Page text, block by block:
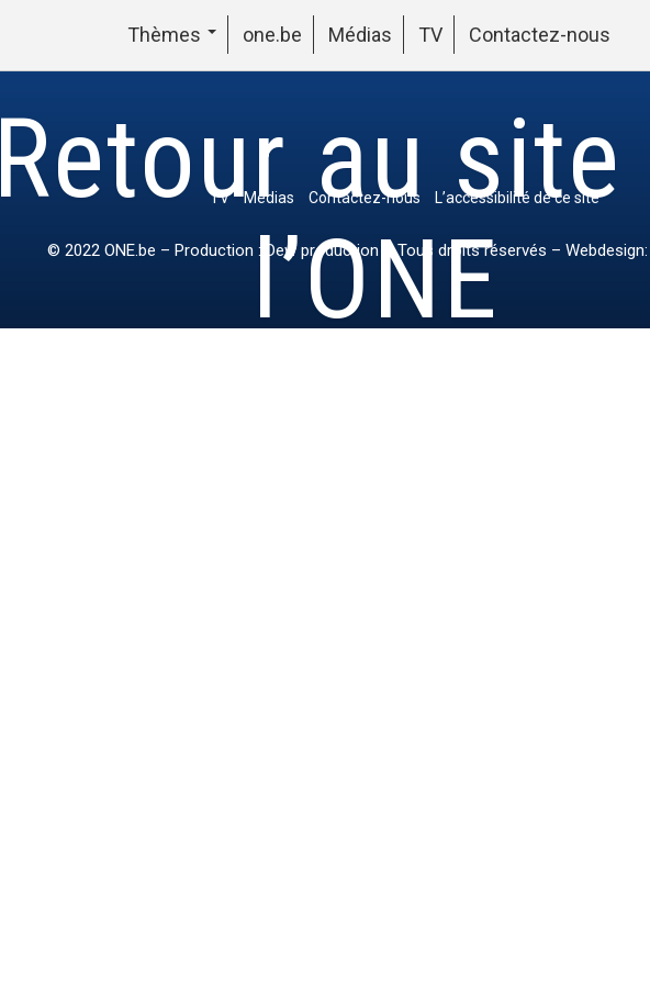
Thèmes one.be Médias TV Contactez-nous
Retour au site
l’ONE
TV Médias Contactez-nous L’accessibilité de ce site
© 2022 ONE.be – Production : Dew production – Tous droits réservés –